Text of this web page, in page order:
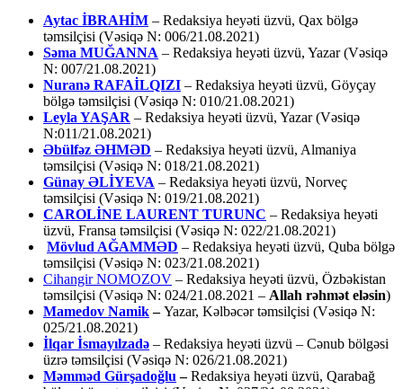
Aytac İBRAHİM – Redaksiya heyəti üzvü, Qax bölgə
təmsilçisi (Vəsiqə N: 006/21.08.2021)
Səma MUĞANNA – Redaksiya heyəti üzvü, Yazar (Vəsiqə
N: 007/21.08.2021)
Nuranə RAFAİLQIZI – Redaksiya heyəti üzvü, Göyçay
bölgə təmsilçisi (Vəsiqə N: 010/21.08.2021)
Leyla YAŞAR – Redaksiya heyəti üzvü, Yazar (Vəsiqə
N:011/21.08.2021)
Əbülfəz ƏHMƏD – Redaksiya heyəti üzvü, Almaniya
təmsilçisi (Vəsiqə N: 018/21.08.2021)
Günay ƏLİYEVA – Redaksiya heyəti üzvü, Norveç
təmsilçisi (Vəsiqə N: 019/21.08.2021)
CAROLİNE LAURENT TURUNC – Redaksiya heyəti
üzvü, Fransa təmsilçisi (Vəsiqə N: 022/21.08.2021)
Mövlud AĞAMMƏD – Redaksiya heyəti üzvü, Quba bölgə
təmsilçisi (Vəsiqə N: 023/21.08.2021)
Cihangir NOMOZOV – Redaksiya heyəti üzvü, Özbəkistan
təmsilçisi (Vəsiqə N: 024/21.08.2021 – Allah rəhmət eləsin)
Mamedov Namik–Yazar, Kəlbəcər təmsilçisi (Vəsiqə N:
025/21.08.2021)
İlqar İsmayılzadə – Redaksiya heyəti üzvü – Cənub bölgəsi
üzrə təmsilçisi (Vəsiqə N: 026/21.08.2021)
Məmməd Gürşadoğlu –Redaksiya heyəti üzvü, Qarabağ